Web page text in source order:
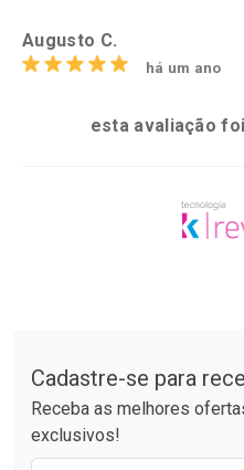
Augusto C.
há um ano
esta avaliação
Cadastre-se para
Receba as melhores
exclusivos!